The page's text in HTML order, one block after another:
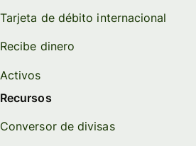
Tarjeta de débito internacional
Recibe dinero
Activos
Recursos
Conversor de divisas